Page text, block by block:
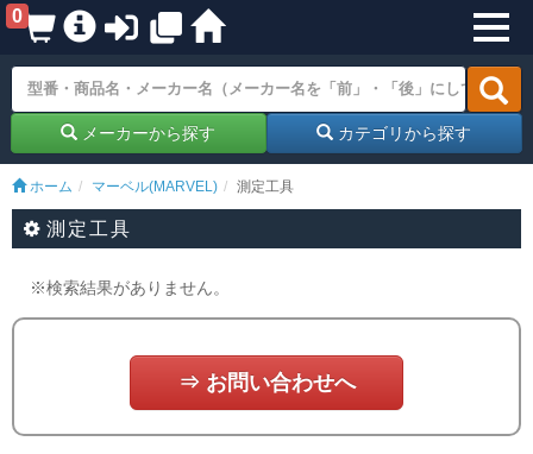
0
メーカーから探す カテゴリから探す
ホーム マーベル(MARVEL) 測定工具
測定工具
※検索結果がありません。
⇒ お問い合わせへ